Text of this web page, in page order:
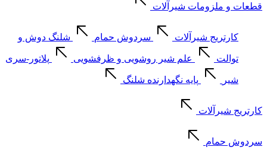
قطعات و ملزومات شیرآلات
کارتریج شیرآلات سردوش حمام شلنگ دوش و
توالت علم شیر روشویی و ظرفشویی پلاتور-سری
شیر پایه نگهدارنده شلنگ
کارتریج شیرآلات
سردوش حمام